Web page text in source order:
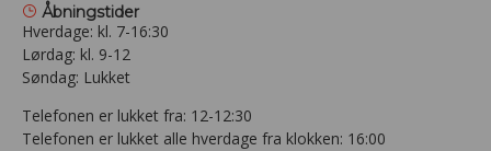
Åbningstider
Hverdage: kl. 7-16:30
Lørdag: kl. 9-12
Søndag: Lukket
Telefonen er lukket fra: 12-12:30
Telefonen er lukket alle hverdage fra klokken: 16:00